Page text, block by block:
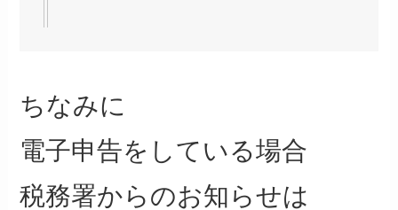
ちなみに
電子申告をしている場合
税務署からのお知らせは